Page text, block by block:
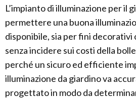
L’impianto di illuminazione per il
permettere una buona
disponibile, sia per fini decorativi
senza incidere sui costi della
perché un sicuro ed efficiente
illuminazione da giardino va
progettato in modo da